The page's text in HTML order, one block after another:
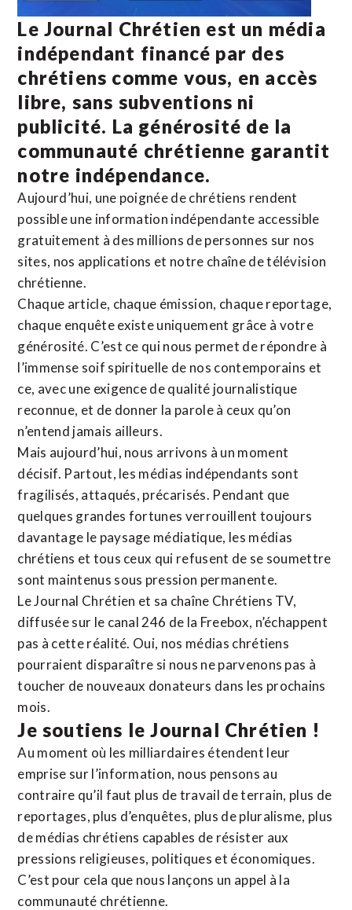
Le Journal Chrétien est un média
indépendant financé par des
chrétiens comme vous, en accès
libre, sans subventions ni
publicité. La générosité de la
communauté chrétienne garantit
notre indépendance.
Aujourd’hui, une poignée de chrétiens rendent
possible une information indépendante accessible
gratuitement à des millions de personnes sur nos
sites, nos applications et notre chaîne de télévision
chrétienne.
Chaque article, chaque émission, chaque reportage,
chaque enquête existe uniquement grâce à votre
générosité. C’est ce qui nous permet de répondre à
l’immense soif spirituelle de nos contemporains et
ce, avec une exigence de qualité journalistique
reconnue, et de donner la parole à ceux qu’on
n’entend jamais ailleurs.
Mais aujourd’hui, nous arrivons à un moment
décisif. Partout, les médias indépendants sont
fragilisés, attaqués, précarisés. Pendant que
quelques grandes fortunes verrouillent toujours
davantage le paysage médiatique, les médias
chrétiens et tous ceux qui refusent de se soumettre
sont maintenus sous pression permanente.
Le Journal Chrétien et sa chaîne Chrétiens TV,
diffusée sur le canal 246 de la Freebox, n’échappent
pas à cette réalité. Oui, nos médias chrétiens
pourraient disparaître si nous ne parvenons pas à
toucher de nouveaux donateurs dans les prochains
mois.
Je soutiens le Journal Chrétien !
Au moment où les milliardaires étendent leur
emprise sur l’information, nous pensons au
contraire qu’il faut plus de travail de terrain, plus de
reportages, plus d’enquêtes, plus de pluralisme, plus
de médias chrétiens capables de résister aux
pressions religieuses, politiques et économiques.
C’est pour cela que nous lançons un appel à la
communauté chrétienne.